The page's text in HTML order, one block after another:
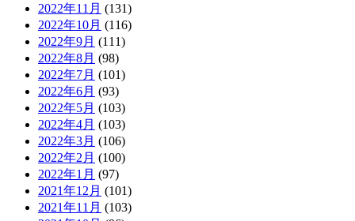
2022年11月 (131)
2022年10月 (116)
2022年9月 (111)
2022年8月 (98)
2022年7月 (101)
2022年6月 (93)
2022年5月 (103)
2022年4月 (103)
2022年3月 (106)
2022年2月 (100)
2022年1月 (97)
2021年12月 (101)
2021年11月 (103)